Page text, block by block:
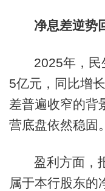
净息差逆势
2025年，
5亿元，同比增
差普遍收窄的背
营底盘依然稳固。
盈利方面，
属于本行股东的